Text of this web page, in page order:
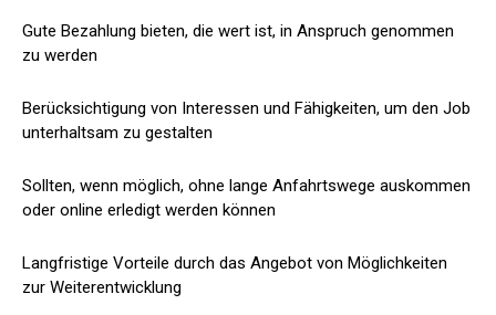
Gute Bezahlung bieten, die wert ist, in Anspruch genommen
zu werden
Berücksichtigung von Interessen und Fähigkeiten, um den Job
unterhaltsam zu gestalten
Sollten, wenn möglich, ohne lange Anfahrtswege auskommen
oder online erledigt werden können
Langfristige Vorteile durch das Angebot von Möglichkeiten
zur Weiterentwicklung